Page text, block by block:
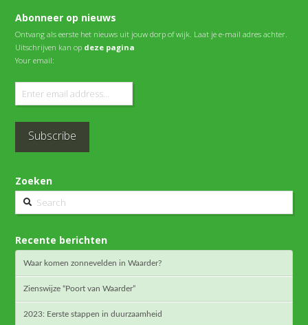
Abonneer op nieuws
Ontvang als eerste het nieuws uit jouw dorp of wijk. Laat je e-mail adres achter.
Uitschrijven kan op deze pagina
Your email:
Zoeken
Search
Recente berichten
Waar komen zonnevelden in Waarder?
Zienswijze “Poort van Waarder”
2023: Eerste stappen in duurzaamheid